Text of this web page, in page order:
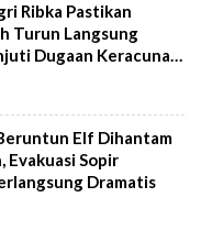
Ribka Pastikan
Turun Langsung
Dugaan Keracunan
Elf Dihantam
Evakuasi Sopir
Dramatis